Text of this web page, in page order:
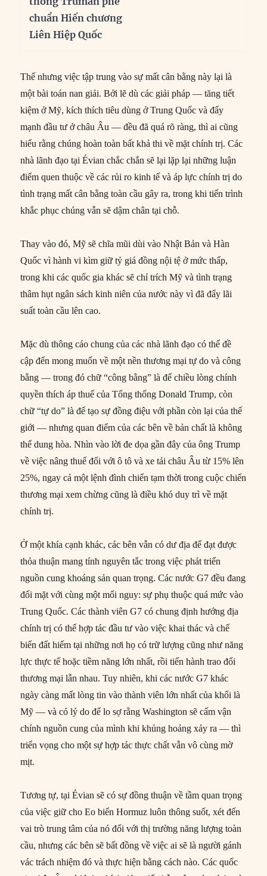
chuẩn Hiến chương
Liên Hiệp Quốc
Thế nhưng việc tập trung vào sự mất cân bằng này lại là
một bài toán nan giải. Bởi lẽ dù các giải pháp — tăng tiết
kiệm ở Mỹ, kích thích tiêu dùng ở Trung Quốc và đẩy
mạnh đầu tư ở châu Âu — đều đã quá rõ ràng, thì ai cũng
hiểu rằng chúng hoàn toàn bất khả thi về mặt chính trị. Các
nhà lãnh đạo tại Évian chắc chắn sẽ lại lặp lại những luận
điểm quen thuộc về các rủi ro kinh tế và áp lực chính trị do
tình trạng mất cân bằng toàn cầu gây ra, trong khi tiến trình
khắc phục chúng vẫn sẽ dậm chân tại chỗ.
Thay vào đó, Mỹ sẽ chĩa mũi dùi vào Nhật Bản và Hàn
Quốc vì hành vi kìm giữ tỷ giá đồng nội tệ ở mức thấp,
trong khi các quốc gia khác sẽ chỉ trích Mỹ và tình trạng
thâm hụt ngân sách kinh niên của nước này vì đã đẩy lãi
suất toàn cầu lên cao.
Mặc dù thông cáo chung của các nhà lãnh đạo có thể đề
cập đến mong muốn về một nền thương mại tự do và công
bằng — trong đó chữ “công bằng” là để chiều lòng chính
quyền thích áp thuế của Tổng thống Donald Trump, còn
chữ “tự do” là để tạo sự đồng điệu với phần còn lại của thế
giới — nhưng quan điểm của các bên về bản chất là không
thể dung hòa. Nhìn vào lời đe dọa gần đây của ông Trump
về việc nâng thuế đối với ô tô và xe tải châu Âu từ 15% lên
25%, ngay cả một lệnh đình chiến tạm thời trong cuộc chiến
thương mại xem chừng cũng là điều khó duy trì về mặt
chính trị.
Ở một khía cạnh khác, các bên vẫn có dư địa để đạt được
thỏa thuận mang tính nguyên tắc trong việc phát triển
nguồn cung khoáng sản quan trọng. Các nước G7 đều đang
đối mặt với cùng một mối nguy: sự phụ thuộc quá mức vào
Trung Quốc. Các thành viên G7 có chung định hướng địa
chính trị có thể hợp tác đầu tư vào việc khai thác và chế
biến đất hiếm tại những nơi họ có trữ lượng cũng như năng
lực thực tế hoặc tiềm năng lớn nhất, rồi tiến hành trao đổi
thương mại lẫn nhau. Tuy nhiên, khi các nước G7 khác
ngày càng mất lòng tin vào thành viên lớn nhất của khối là
Mỹ — và có lý do để lo sợ rằng Washington sẽ cấm vận
chính nguồn cung của mình khi khủng hoảng xảy ra — thì
triển vọng cho một sự hợp tác thực chất vẫn vô cùng mờ
mịt.
Tương tự, tại Évian sẽ có sự đồng thuận về tầm quan trọng
của việc giữ cho Eo biển Hormuz luôn thông suốt, xét đến
vai trò trung tâm của nó đối với thị trường năng lượng toàn
cầu, nhưng các bên sẽ bất đồng về việc ai sẽ là người gánh
vác trách nhiệm đó và thực hiện bằng cách nào. Các quốc